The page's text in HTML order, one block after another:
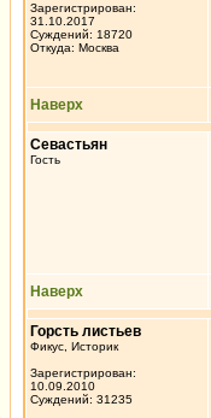
Зарегистрирован:
31.10.2017
Суждений: 18720
Откуда: Москва
Наверх
Севастьян
Гость
Наверх
Горсть листьев
Фикус, Историк
Зарегистрирован:
10.09.2010
Суждений: 31235